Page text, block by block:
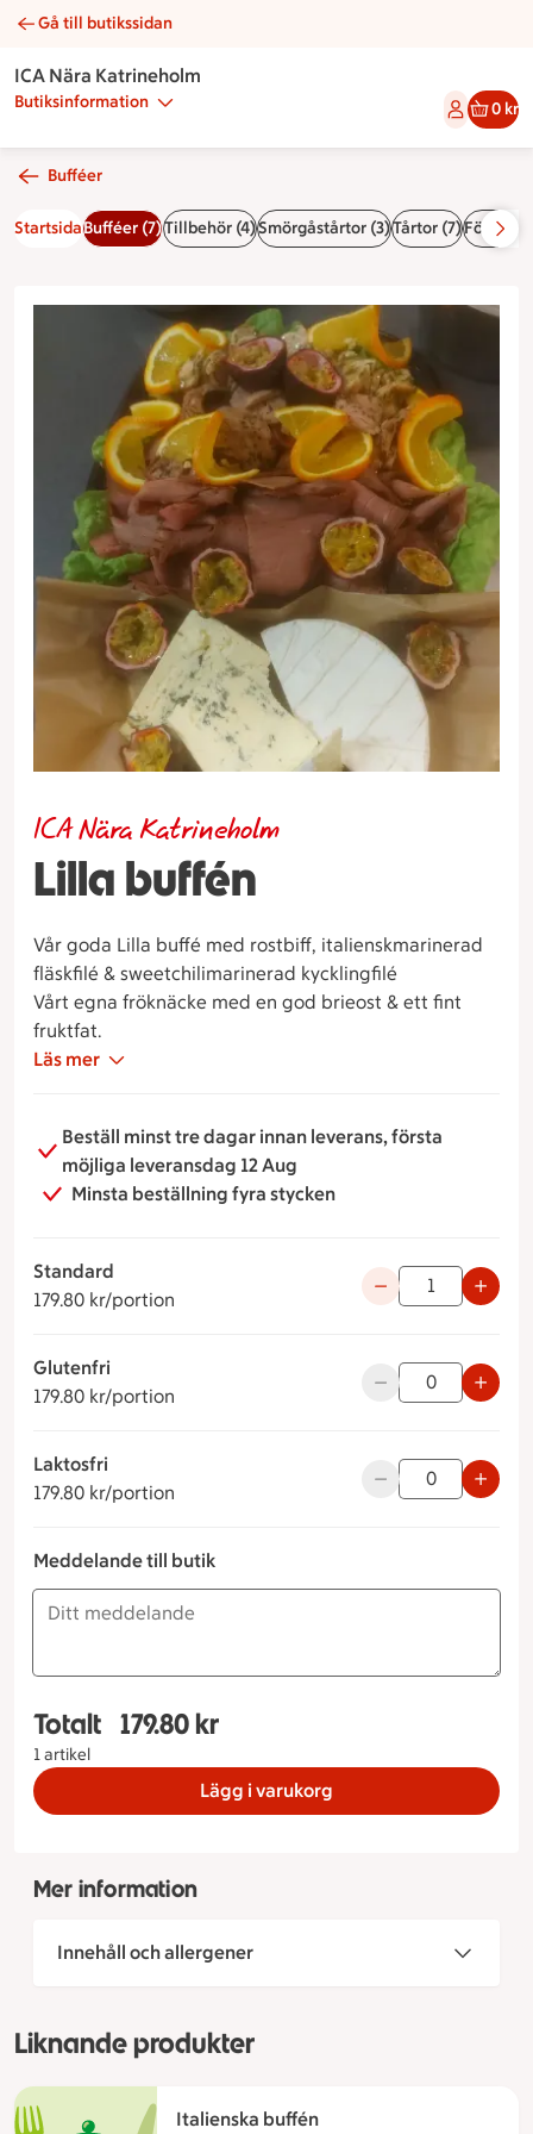
Lilla buffén | Catering ICA Nära Katrineholm
Gå till butikssidan
ICA Nära Katrineholm
Butiksinformation 0 kr
Bufféer
StartsidaBufféer (7)Tillbehör (4)Smörgåstårtor (3)Tårtor (7)Förrätt
Lilla buffén
ICA Nära Katrineholm
Vår goda Lilla buffé med rostbiff, italienskmarinerad
fläskfilé & sweetchilimarinerad kycklingfilé
Vårt egna fröknäcke med en god brieost & ett fint
fruktfat.
Läs mer
Beställ minst tre dagar innan leverans, första
möjliga leveransdag 12 Aug
Minsta beställning fyra stycken
Standard
179.80 kr/portion
179.80 kronor per portion
Använd
Glutenfri
179.80 kr/portion
179.80 kronor per portion
Använd
Laktosfri
179.80 kr/portion
179.80 kronor per portion
Använd
Meddelande till butik
Totalt
1 artikel
Totalt 1 stycken Lilla Buffén Standard, 179.80
179.80 kr
Lägg i varukorg
Mer information
Innehåll och allergener
Liknande produkter
Italienska buffén